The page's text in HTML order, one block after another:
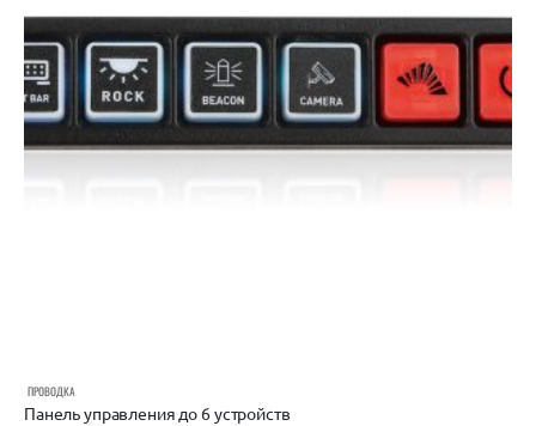
ПРОВОДКА
Панель управления до 6 устройств